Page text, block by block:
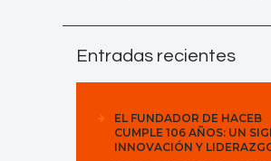
Entradas recientes
EL FUNDADOR DE HACEB
CUMPLE 106 AÑOS: UN
INNOVACIÓN Y